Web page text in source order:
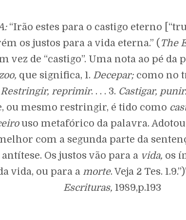
“Irão estes para o castigo eterno
os justos para a vida eterna.” ( The
vez de “castigo”. Uma nota ao pé da
que significa, 1. Decepar;como no
Restringir, reprimir. . . . 3. Castigar, punir.
ou mesmo restringir, é tido como
uso metafórico da palavra.
com a segunda parte da
Os justos vão para a vida, os
vida, ou para amorte. Veja 2 Tes.
Escrituras, 1989,p.193